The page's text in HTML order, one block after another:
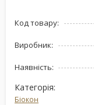
Код товару:
Виробник:
Наявність:
Категорія:
Біокон